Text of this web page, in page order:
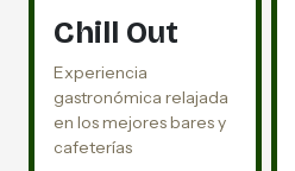
Chill Out
Experiencia
gastronómica relajada
en los mejores bares y
cafeterías